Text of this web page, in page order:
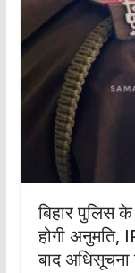
बिहार पुलिस
होगी
बाद अधिसूचना